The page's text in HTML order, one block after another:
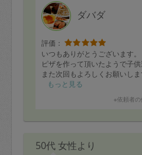
ダバダ
評価：
いつもありがとうございます。
ピザを作って頂いたようで子供
また次回もよろしくお願いしま
もっと見る
※依頼者の
50代 女性より